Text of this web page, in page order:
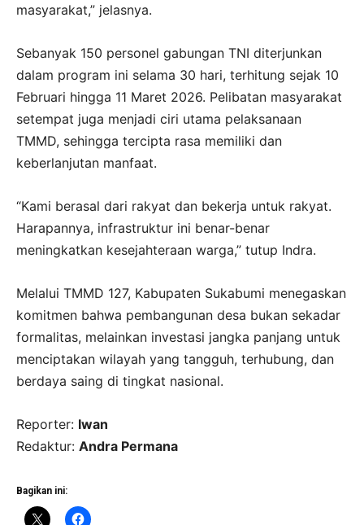
masyarakat,” jelasnya.
Sebanyak 150 personel gabungan TNI diterjunkan
dalam program ini selama 30 hari, terhitung sejak 10
Februari hingga 11 Maret 2026. Pelibatan masyarakat
setempat juga menjadi ciri utama pelaksanaan
TMMD, sehingga tercipta rasa memiliki dan
keberlanjutan manfaat.
“Kami berasal dari rakyat dan bekerja untuk rakyat.
Harapannya, infrastruktur ini benar-benar
meningkatkan kesejahteraan warga,” tutup Indra.
Melalui TMMD 127, Kabupaten Sukabumi menegaskan
komitmen bahwa pembangunan desa bukan sekadar
formalitas, melainkan investasi jangka panjang untuk
menciptakan wilayah yang tangguh, terhubung, dan
berdaya saing di tingkat nasional.
Reporter: Iwan
Redaktur: Andra Permana
Bagikan ini: